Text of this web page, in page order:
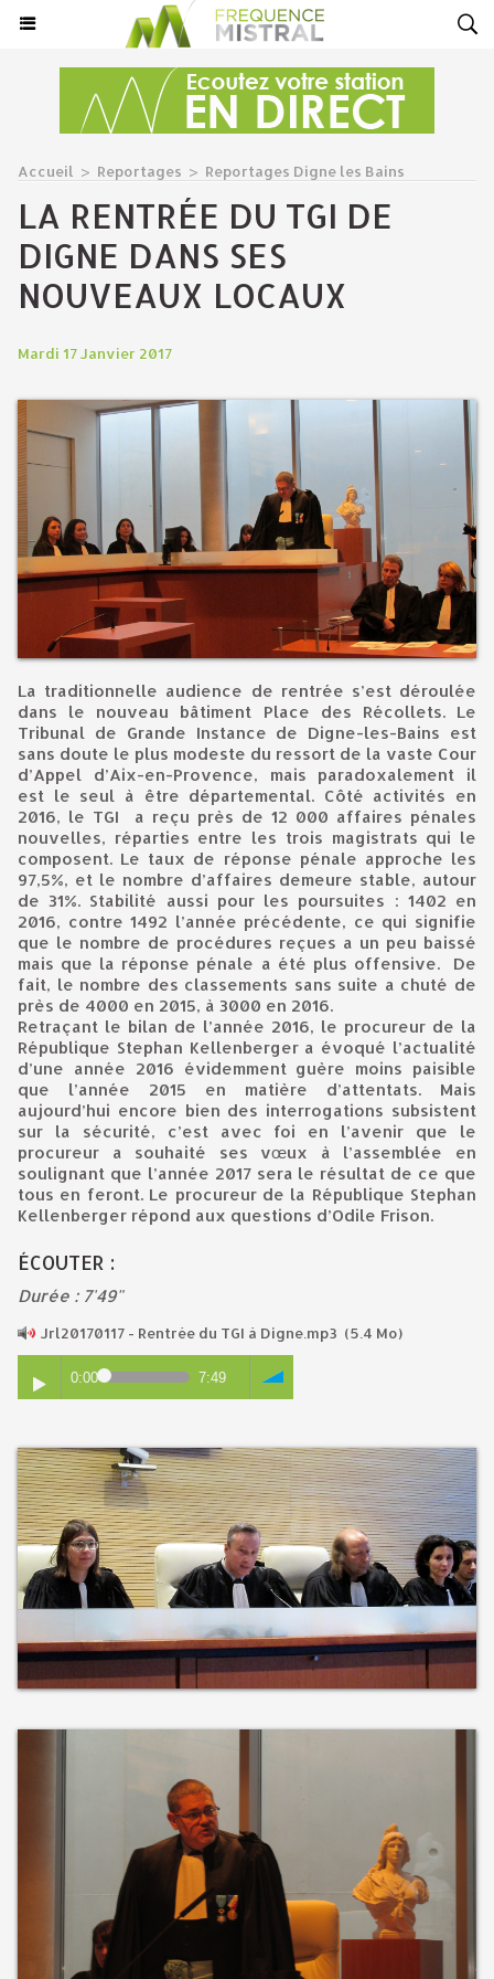
Accueil > Reportages > Reportages Digne les Bains
LA RENTRÉE DU TGI DE
DIGNE DANS SES
NOUVEAUX LOCAUX
Mardi 17 Janvier 2017
La traditionnelle audience de rentrée s’est déroulée
dans le nouveau bâtiment Place des Récollets. Le
Tribunal de Grande Instance de Digne-les-Bains est
sans doute le plus modeste du ressort de la vaste Cour
d’Appel d’Aix-en-Provence, mais paradoxalement il
est le seul à être départemental. Côté activités en
2016, le TGI a reçu près de 12 000 affaires pénales
nouvelles, réparties entre les trois magistrats qui le
composent. Le taux de réponse pénale approche les
97,5%, et le nombre d’affaires demeure stable, autour
de 31%. Stabilité aussi pour les poursuites : 1402 en
2016, contre 1492 l’année précédente, ce qui signifie
que le nombre de procédures reçues a un peu baissé
mais que la réponse pénale a été plus offensive. De
fait, le nombre des classements sans suite a chuté de
près de 4000 en 2015, à 3000 en 2016.
Retraçant le bilan de l’année 2016, le procureur de la
République Stephan Kellenberger a évoqué l’actualité
d’une année 2016 évidemment guère moins paisible
que l’année 2015 en matière d’attentats. Mais
aujourd’hui encore bien des interrogations subsistent
sur la sécurité, c’est avec foi en l’avenir que le
procureur a souhaité ses vœux à l’assemblée en
soulignant que l’année 2017 sera le résultat de ce que
tous en feront. Le procureur de la République Stephan
Kellenberger répond aux questions d’Odile Frison.
ÉCOUTER :
Durée : 7'49"
Jrl20170117 - Rentrée du TGI à Digne.mp3 (5.4 Mo)
0:00 7:49